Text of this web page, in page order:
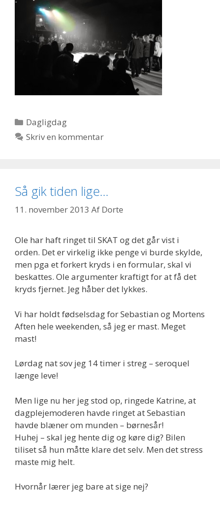
Kategorier
Dagligdag
Skriv en kommentar
Så gik tiden lige…
11. november 2013 Af Dorte
Ole har haft ringet til SKAT og det går vist i
orden. Det er virkelig ikke penge vi burde skylde,
men pga et forkert kryds i en formular, skal vi
beskattes. Ole argumenter kraftigt for at få det
kryds fjernet. Jeg håber det lykkes.
Vi har holdt fødselsdag for Sebastian og Mortens
Aften hele weekenden, så jeg er mast. Meget
mast!
Lørdag nat sov jeg 14 timer i streg – seroquel
længe leve!
Men lige nu her jeg stod op, ringede Katrine, at
dagplejemoderen havde ringet at Sebastian
havde blæner om munden – børnesår!
Huhej – skal jeg hente dig og køre dig? Bilen
tiliset så hun måtte klare det selv. Men det stress
maste mig helt.
Hvornår lærer jeg bare at sige nej?